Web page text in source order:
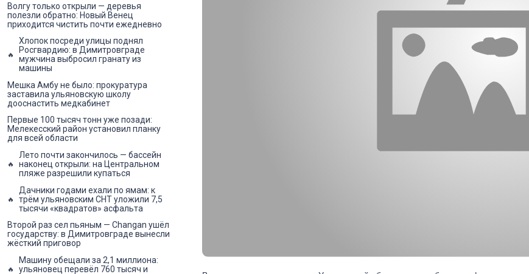
Волгу только открыли — деревья
полезли обратно: Новый Венец
приходится чистить почти ежедневно
Хлопок посреди улицы поднял
Росгвардию: в Димитровграде
мужчина выбросил гранату из
машины
Мешка Амбу не было: прокуратура
заставила ульяновскую школу
дооснастить медкабинет
Первые 100 тысяч тонн уже позади:
Мелекесский район установил планку
для всей области
Лето почти закончилось — бассейн
наконец открыли: на Центральном
пляже разрешили купаться
Дачники годами ехали по ямам: к
трём ульяновским СНТ уложили 7,5
тысячи «квадратов» асфальта
Второй раз сел пьяным — Changan ушёл
государству: в Димитровграде вынесли
жёсткий приговор
Машину обещали за 2,1 миллиона:
ульяновец перевёл 760 тысяч и